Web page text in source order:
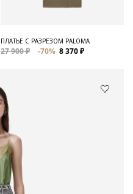
ПЛАТЬЕ С РАЗРЕЗОМ PALOMA
27 900 ₽ -70% 8 370 ₽